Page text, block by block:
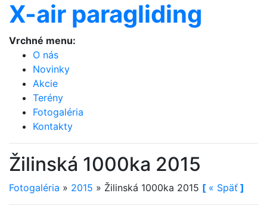
X-air paragliding
Vrchné menu:
O nás
Novinky
Akcie
Terény
Fotogaléria
Kontakty
Žilinská 1000ka 2015
Fotogaléria » 2015 » Žilinská 1000ka 2015 [ « Späť ]